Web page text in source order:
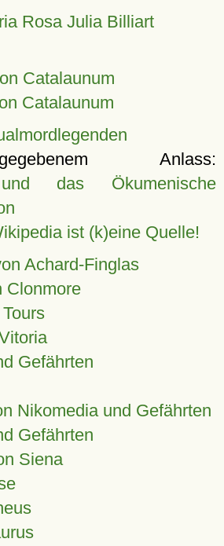
Rosa Julia Billiart
Catalaunum
Catalaunum
Anlass:
das Ökumenische
ist (k)eine Quelle!
Achard-Finglas
Clonmore
Gefährten
Nikomedia und Gefährten
Gefährten
Siena